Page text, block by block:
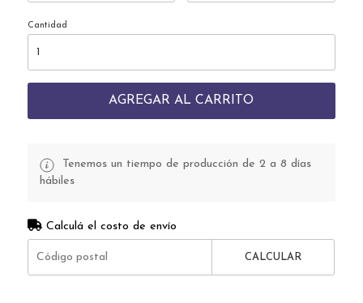
Cantidad
AGREGAR AL CARRITO
Tenemos un tiempo de producción de 2 a 8 días
hábiles
Calculá el costo de envío
CALCULAR